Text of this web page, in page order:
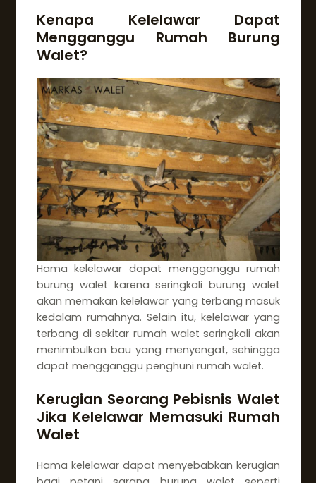
Kenapa Kelelawar Dapat
Mengganggu Rumah Burung
Walet?
Hama kelelawar dapat mengganggu rumah
burung walet karena seringkali burung walet
akan memakan kelelawar yang terbang masuk
kedalam rumahnya. Selain itu, kelelawar yang
terbang di sekitar rumah walet seringkali akan
menimbulkan bau yang menyengat, sehingga
dapat mengganggu penghuni rumah walet.
Kerugian Seorang Pebisnis Walet
Jika Kelelawar Memasuki Rumah
Walet
Hama kelelawar dapat menyebabkan kerugian